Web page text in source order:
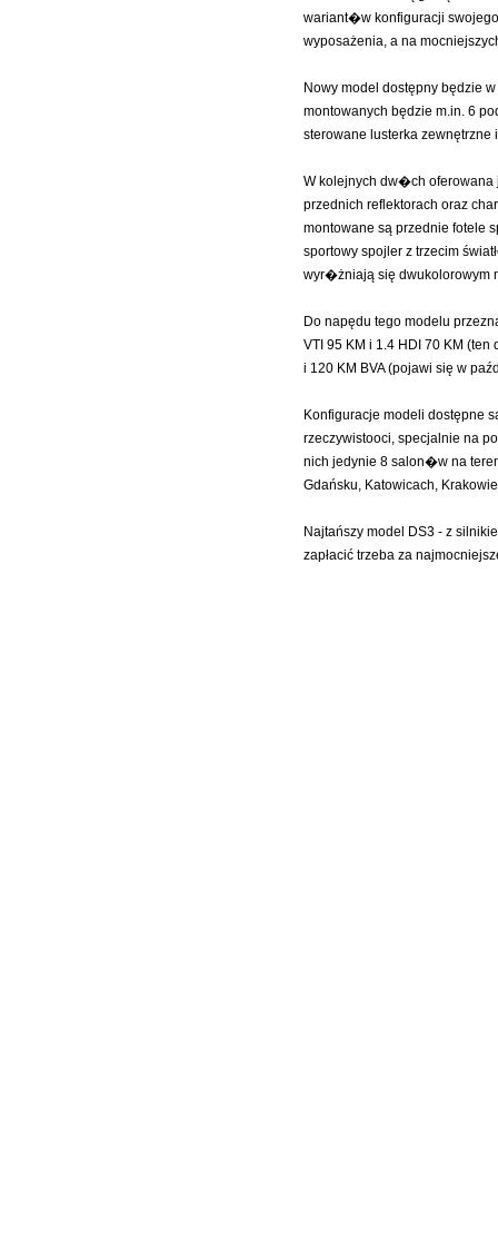
wariant�w konfiguracji
wyposażenia, a na
Nowy model dostępny będzie
montowanych będzie m.in. 6
sterowane lusterka zewnętrzne
W kolejnych dw�ch oferowana
przednich reflektorach oraz
montowane są przednie fotele
sportowy spojler z trzecim
wyr�żniają się dwukolorowym
Do napędu tego modelu
VTI 95 KM i 1.4 HDI 70 KM (ten
i 120 KM BVA (pojawi się w
Konfiguracje modeli dostępne
rzeczywistooci, specjalnie na
nich jedynie 8 salon�w na
Gdańsku, Katowicach,
Najtańszy model DS3 - z
zapłacić trzeba za